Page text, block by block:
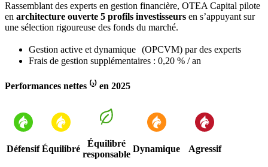
Rassemblant des experts en gestion financière, OTEA Capital pilote
en architecture ouverte 5 profils investisseurs en s’appuyant sur
une sélection rigoureuse des fonds du marché.
Gestion active et dynamique (OPCVM) par des experts
Frais de gestion supplémentaires : 0,20 % / an
Performances nettes ⁽²⁾ en 2025
Défensif Équilibré
Équilibré
responsable
Dynamique Agressif